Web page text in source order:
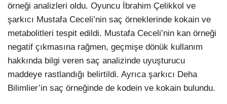
örneği analizleri oldu. Oyuncu İbrahim Çelikkol ve
şarkıcı Mustafa Ceceli’nin saç örneklerinde kokain ve
metabolitleri tespit edildi. Mustafa Ceceli’nin kan örneği
negatif çıkmasına rağmen, geçmişe dönük kullanım
hakkında bilgi veren saç analizinde uyuşturucu
maddeye rastlandığı belirtildi. Ayrıca şarkıcı Deha
Bilimlier’in saç örneğinde de kodein ve kokain bulundu.